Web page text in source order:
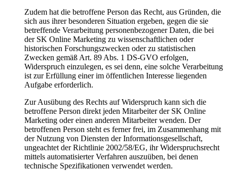
Zudem hat die betroffene Person das Recht, aus Gründen, die
sich aus ihrer besonderen Situation ergeben, gegen die sie
betreffende Verarbeitung personenbezogener Daten, die bei
der SK Online Marketing zu wissenschaftlichen oder
historischen Forschungszwecken oder zu statistischen
Zwecken gemäß Art. 89 Abs. 1 DS-GVO erfolgen,
Widerspruch einzulegen, es sei denn, eine solche Verarbeitung
ist zur Erfüllung einer im öffentlichen Interesse liegenden
Aufgabe erforderlich.
Zur Ausübung des Rechts auf Widerspruch kann sich die
betroffene Person direkt jeden Mitarbeiter der SK Online
Marketing oder einen anderen Mitarbeiter wenden. Der
betroffenen Person steht es ferner frei, im Zusammenhang mit
der Nutzung von Diensten der Informationsgesellschaft,
ungeachtet der Richtlinie 2002/58/EG, ihr Widerspruchsrecht
mittels automatisierter Verfahren auszuüben, bei denen
technische Spezifikationen verwendet werden.